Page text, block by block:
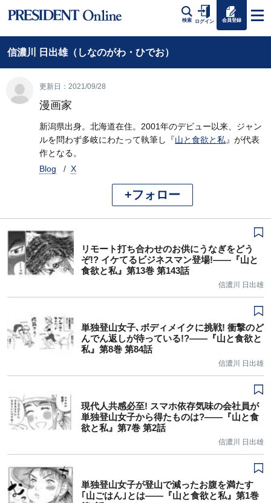
検索 ログイン 会員登録
信濃川 日出雄（しなのがわ・ひでお）
更新日：2021/09/28
漫画家
新潟県出身。北海道在住。2001年のデビュー以来、ジャン
ルを問わず多岐にわたって執筆し『山と食欲と私 』が代表
作となる。
Blog
X
+フォロー
リモート打ち合わせのお供にうなぎをどう
ぞ!? イケてるビジネスマン登場!――『山と
食欲と私』第13巻 第143話
信濃川 日出雄
単独登山女子､ボディメイクに挑戦! 衝撃のど
んでん返しが待っている!?――『山と食欲と
私』第8巻 第84話
信濃川 日出雄
現代人共感必至! スマホ依存気味の会社員が
単独登山女子から得たものは?――『山と食
欲と私』第7巻 第2話
信濃川 日出雄
単独登山女子が登山で減ったお腹を満たす
｢山ごはん｣とは――『山と食欲と私』第1巻